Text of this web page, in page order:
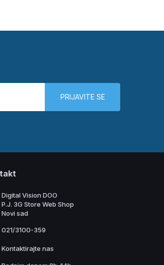
PRIJAVITE SE
Digital Vision DOO
P.J. 3G Store Web Shop
Novi sad
021/3100-359
Kontaktirajte nas